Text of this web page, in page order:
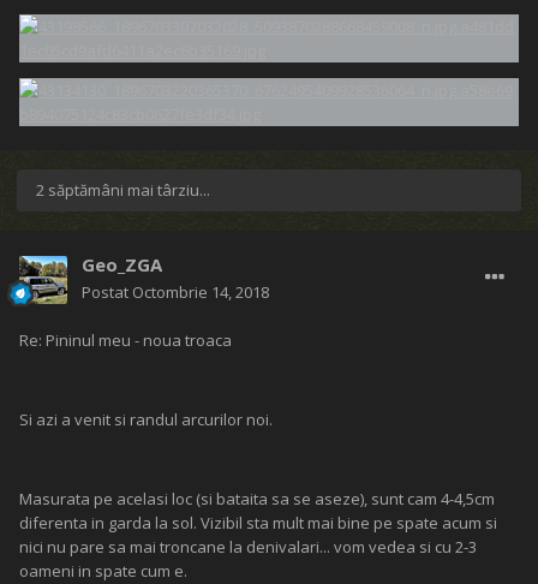
2 săptămâni mai târziu...
Geo_ZGA
Postat Octombrie 14, 2018
Re: Pininul meu - noua troaca
Si azi a venit si randul arcurilor noi.
Masurata pe acelasi loc (si bataita sa se aseze), sunt cam 4-4,5cm
diferenta in garda la sol. Vizibil sta mult mai bine pe spate acum si
nici nu pare sa mai troncane la denivalari... vom vedea si cu 2-3
oameni in spate cum e.